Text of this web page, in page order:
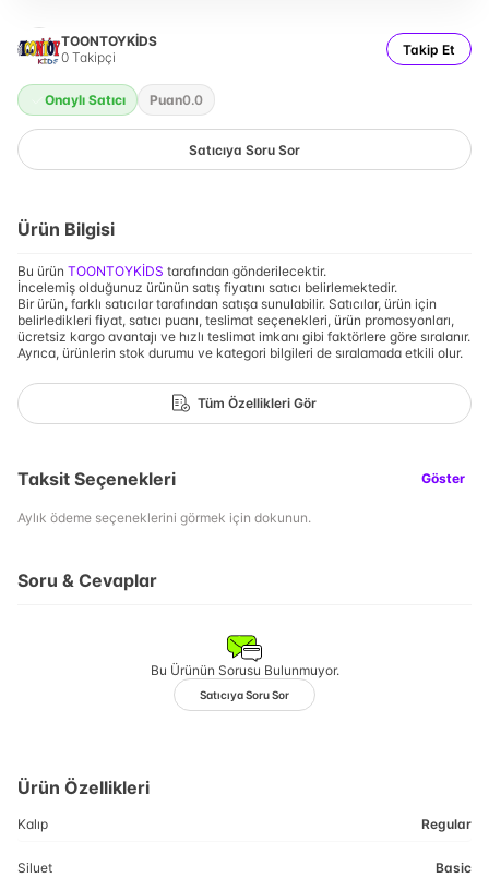
TOONTOYKİDS
0 Takipçi Takip Et
Onaylı Satıcı Puan0.0
Satıcıya Soru Sor
Ürün Bilgisi
Bu ürün TOONTOYKİDS tarafından gönderilecektir.
İncelemiş olduğunuz ürünün satış fiyatını satıcı belirlemektedir.
Bir ürün, farklı satıcılar tarafından satışa sunulabilir. Satıcılar, ürün için
belirledikleri fiyat, satıcı puanı, teslimat seçenekleri, ürün promosyonları,
ücretsiz kargo avantajı ve hızlı teslimat imkanı gibi faktörlere göre sıralanır.
Ayrıca, ürünlerin stok durumu ve kategori bilgileri de sıralamada etkili olur.
Tüm Özellikleri Gör
Taksit Seçenekleri Göster
Aylık ödeme seçeneklerini görmek için dokunun.
Soru & Cevaplar
Bu Ürünün Sorusu Bulunmuyor.
Satıcıya Soru Sor
Ürün Özellikleri
Kalıp Regular
Siluet Basic